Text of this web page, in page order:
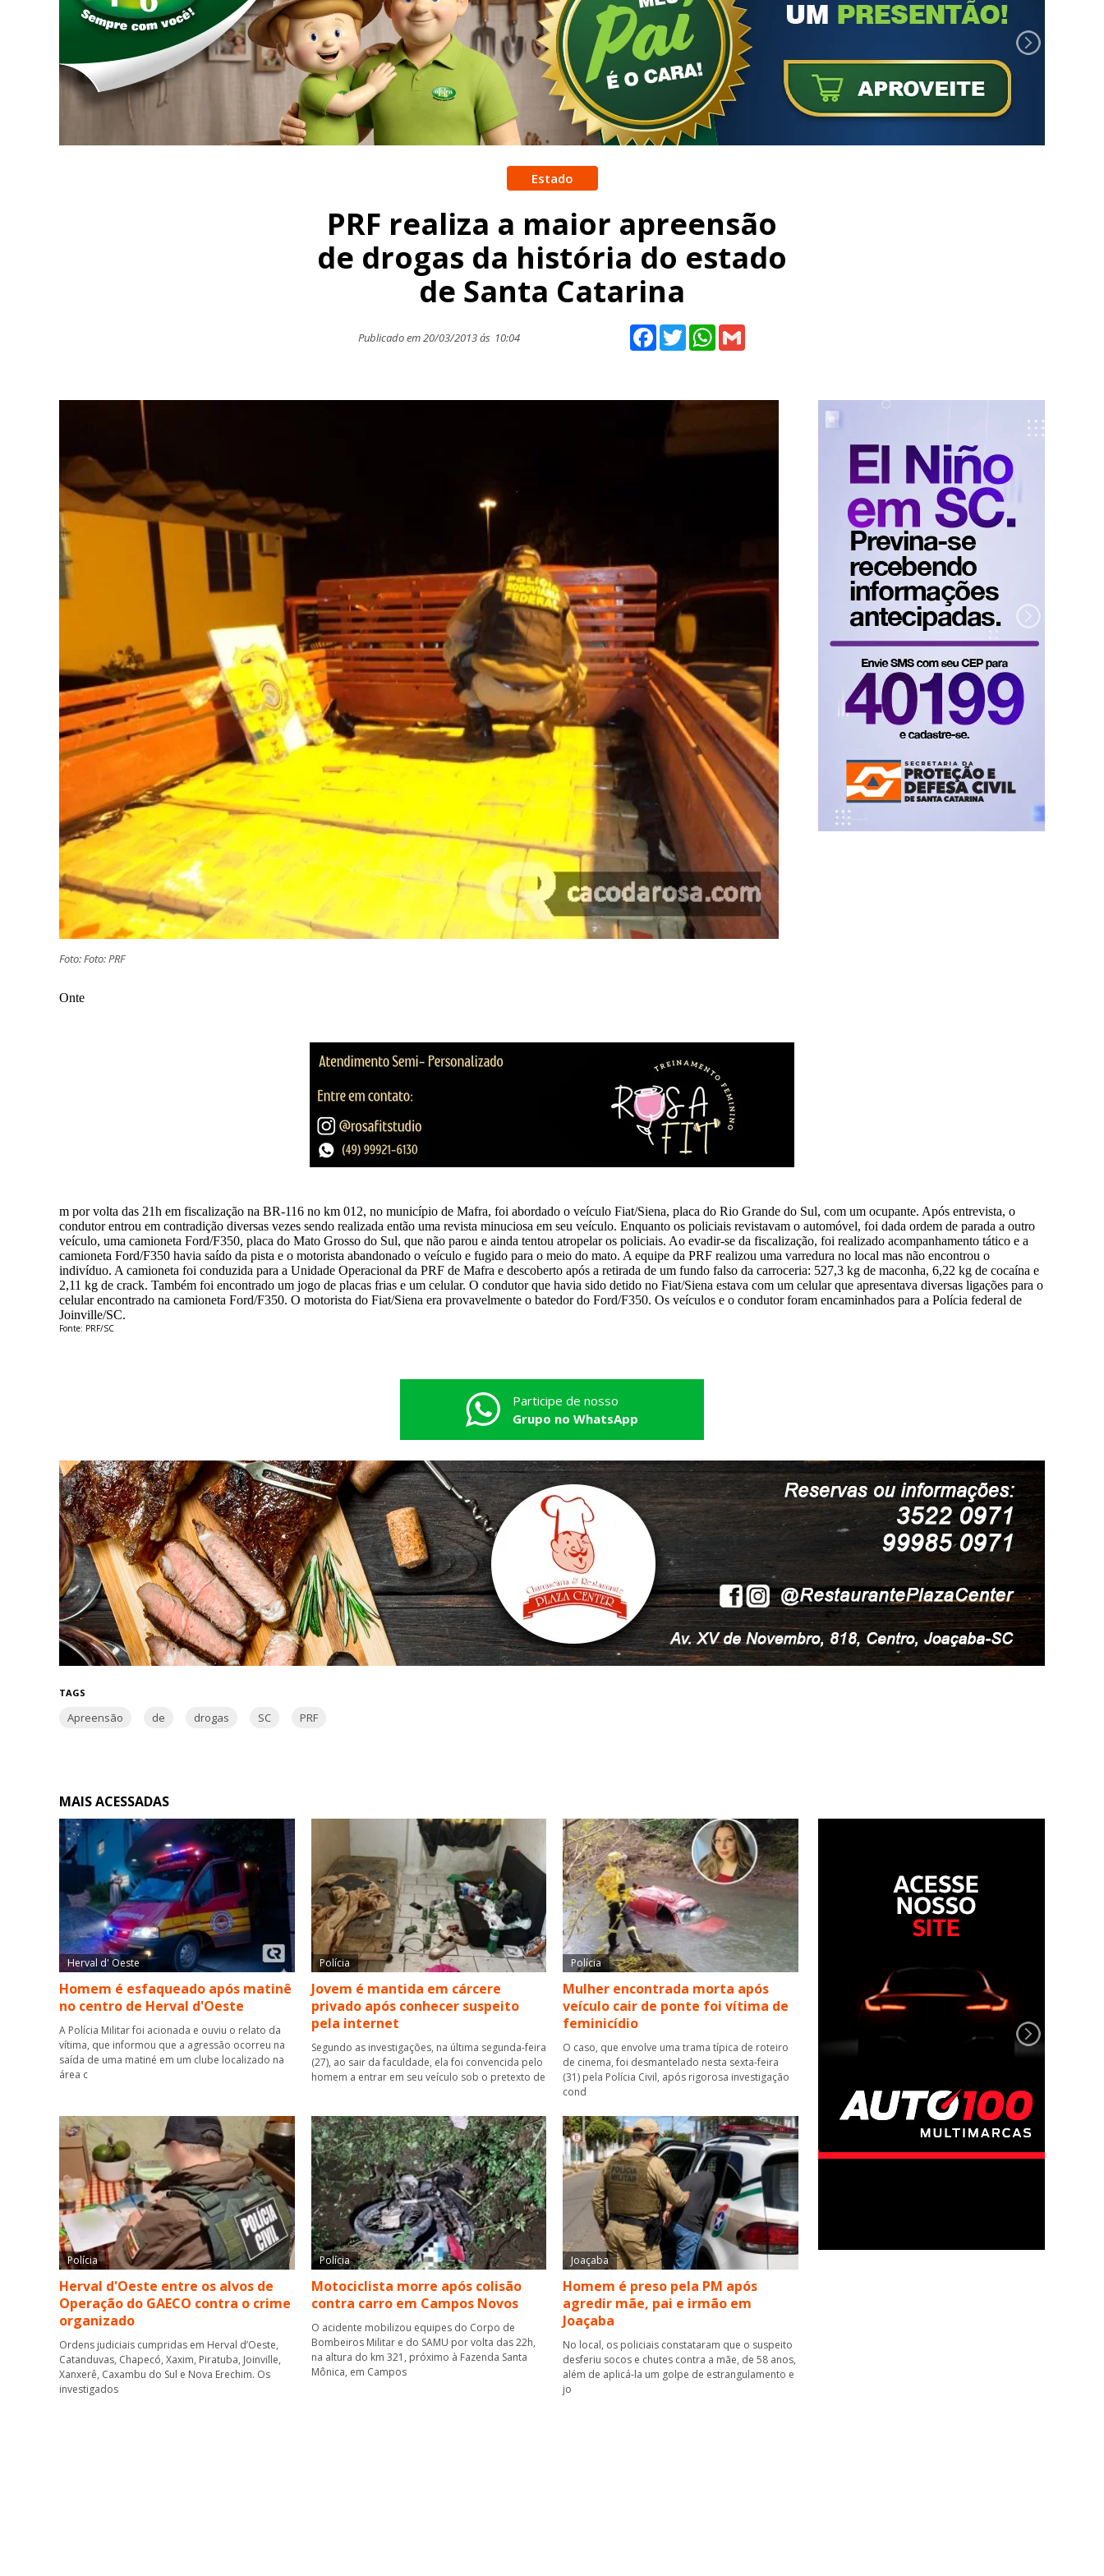
Estado
PRF realiza a maior apreensão
de drogas da história do estado
de Santa Catarina
Publicado em 20/03/2013 ás 10:04 Facebook
TwitterWhatsApp
Gmail
Foto: Foto: PRF
Onte
m por volta das 21h em fiscalização na BR-116 no km 012, no município de Mafra, foi abordado o veículo Fiat/Siena, placa do Rio Grande do Sul, com um ocupante. Após entrevista, o
condutor entrou em contradição diversas vezes sendo realizada então uma revista minuciosa em seu veículo. Enquanto os policiais revistavam o automóvel, foi dada ordem de parada a outro
veículo, uma camioneta Ford/F350, placa do Mato Grosso do Sul, que não parou e ainda tentou atropelar os policiais. Ao evadir-se da fiscalização, foi realizado acompanhamento tático e a
camioneta Ford/F350 havia saído da pista e o motorista abandonado o veículo e fugido para o meio do mato. A equipe da PRF realizou uma varredura no local mas não encontrou o
indivíduo. A camioneta foi conduzida para a Unidade Operacional da PRF de Mafra e descoberto após a retirada de um fundo falso da carroceria: 527,3 kg de maconha, 6,22 kg de cocaína e
2,11 kg de crack. Também foi encontrado um jogo de placas frias e um celular. O condutor que havia sido detido no Fiat/Siena estava com um celular que apresentava diversas ligações para o
celular encontrado na camioneta Ford/F350. O motorista do Fiat/Siena era provavelmente o batedor do Ford/F350. Os veículos e o condutor foram encaminhados para a Polícia federal de
Joinville/SC.
Fonte: PRF/SC
Participe de nosso
Grupo no WhatsApp
TAGS
Apreensão de drogas SC PRF
MAIS ACESSADAS
Herval d' Oeste
Homem é esfaqueado após matinê
no centro de Herval d'Oeste
A Polícia Militar foi acionada e ouviu o relato da
vítima, que informou que a agressão ocorreu na
saída de uma matiné em um clube localizado na
área c
Polícia
Jovem é mantida em cárcere
privado após conhecer suspeito
pela internet
Segundo as investigações, na última segunda-feira
(27), ao sair da faculdade, ela foi convencida pelo
homem a entrar em seu veículo sob o pretexto de
Polícia
Mulher encontrada morta após
veículo cair de ponte foi vítima de
feminicídio
O caso, que envolve uma trama típica de roteiro
de cinema, foi desmantelado nesta sexta-feira
(31) pela Polícia Civil, após rigorosa investigação
cond
Polícia
Herval d'Oeste entre os alvos de
Operação do GAECO contra o crime
organizado
Ordens judiciais cumpridas em Herval d’Oeste,
Catanduvas, Chapecó, Xaxim, Piratuba, Joinville,
Xanxerê, Caxambu do Sul e Nova Erechim. Os
investigados
Polícia
Motociclista morre após colisão
contra carro em Campos Novos
O acidente mobilizou equipes do Corpo de
Bombeiros Militar e do SAMU por volta das 22h,
na altura do km 321, próximo à Fazenda Santa
Mônica, em Campos
Joaçaba
Homem é preso pela PM após
agredir mãe, pai e irmão em
Joaçaba
No local, os policiais constataram que o suspeito
desferiu socos e chutes contra a mãe, de 58 anos,
além de aplicá-la um golpe de estrangulamento e
jo